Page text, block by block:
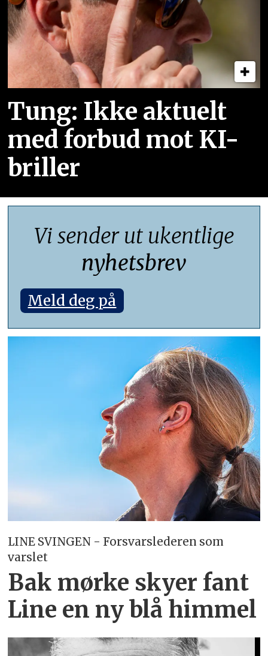
Tung: Ikke aktuelt
med forbud mot KI-
briller
Vi sender ut ukentlige
nyhetsbrev
Meld deg på
LINE SVINGEN - Forsvarslederen som
varslet
Bak mørke skyer fant
Line en ny blå himmel